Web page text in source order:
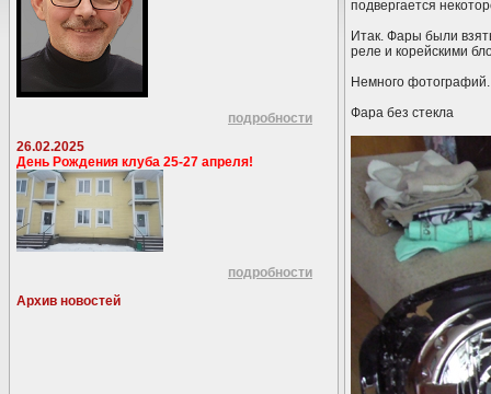
подробности
26.02.2025
День Рождения клуба 25-27 апреля!
подробности
Архив новостей
подвергается
Итак. Фары были
реле и корейскими
Немного фотографий.
Фара без стекла